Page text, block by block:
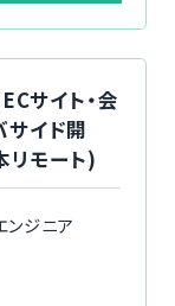
サイト・会
イド開
リモート)
ンジニア